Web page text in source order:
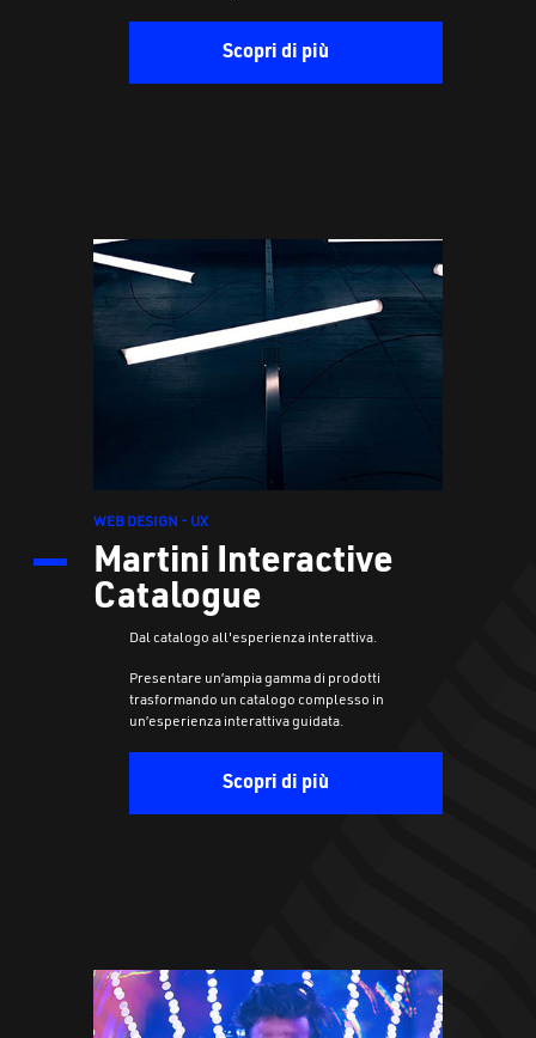
Scopri di più
Martini Interactive
Catalogue
WEB DESIGN - UX
Dal catalogo all'esperienza interattiva.
Presentare un’ampia gamma di prodotti
trasformando un catalogo complesso in
un’esperienza interattiva guidata.
Scopri di più